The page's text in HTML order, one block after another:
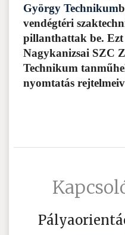
György Technikum
vendégtéri
pillanthattak be. Ezt
Nagykanizsai SZC
Technikum
nyomtatás